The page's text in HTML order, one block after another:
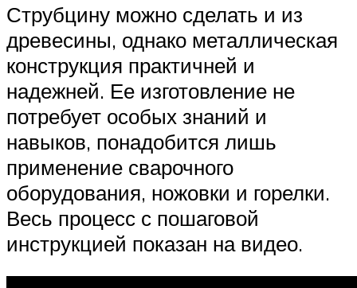
Струбцину можно сделать и из
древесины, однако металлическая
конструкция практичней и
надежней. Ее изготовление не
потребует особых знаний и
навыков, понадобится лишь
применение сварочного
оборудования, ножовки и горелки.
Весь процесс с пошаговой
инструкцией показан на видео.